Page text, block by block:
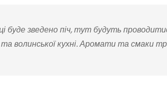
буде зведено піч, тут будуть
та волинської кухні. Аромати та смаки